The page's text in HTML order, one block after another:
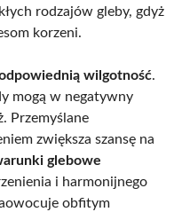
rodzajów gleby, gdyż
korzeni.
wilgotność.
mogą w negatywny
Przemyślane
zwiększa szansę na
glebowe
i harmonijnego
obfitym